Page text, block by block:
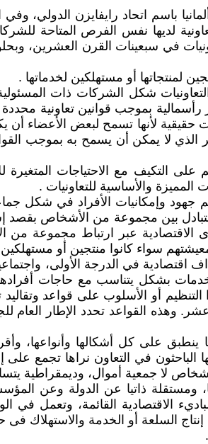
باسم اتحاد رايفايزن الدولي، وفي
لديها نفس الفرص المتاحة
لمنتجاتها أو مستهلكين لخدماتها .
شكل الشركات ذات
بموجب قوانين تعاونية محددة
حقيقية لأنها تسمح لبعض الأعضاء
الذي لا يمكن أن يسمح به بموجب
التكيف مع الاحتياجات المتغيرة
المميزة والأساسية للتعاونيات .
جهود وإمكانيات الأفراد في شكل
بين مجموعة من الأشخاص بقصد
الاقتصادية عبر ارتباط مجموعة
سواء كانوا منتجين أو
في الدرجة الأولى، واجتماعية
بشكل يتناسب مع حاجات
أو الأسلوب على قواعد وتقاليد
وهذه القواعد تحدد الإطار العام
ينطبق على كل أشكالها وأنواعها،
في التعاون نراها تجمع على
أشخاص لا جمعية أموال، وديمقراطية
ومستقلة ذاتيا عن الدولة وعن
الاقتصادية القائمة، وتعمل في
السلعة أو الخدمة والاستهلاك فى